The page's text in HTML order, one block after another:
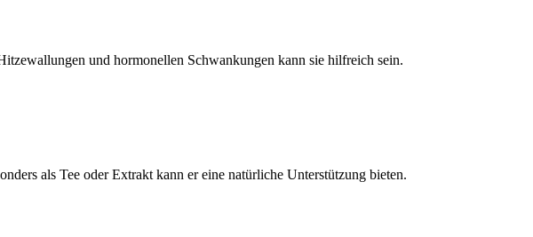
und hormonellen Schwankungen kann sie hilfreich sein.
als Tee oder Extrakt kann er eine natürliche Unterstützung bieten.